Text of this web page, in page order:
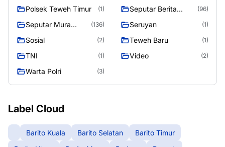
Polsek Teweh Timur (1)
Seputar Berita
(96)
Seputar Mura
(136) Seruyan (1)
Sosial (2) Teweh Baru (1)
TNI (1) Video (2)
Warta Polri (3)
Label Cloud
Barito Kuala Barito Selatan
Barito Timur